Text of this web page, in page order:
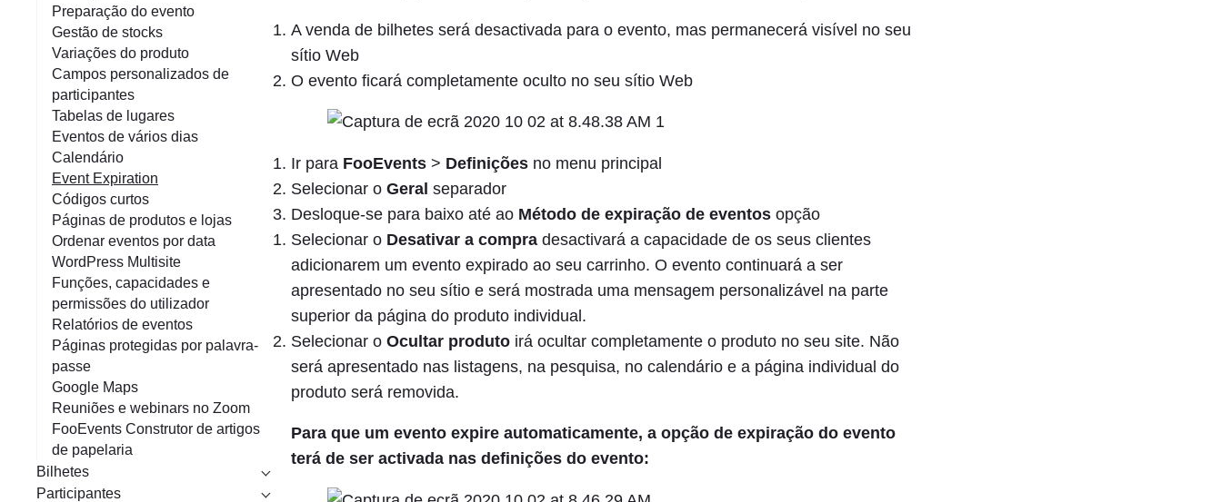
Preparação do evento
Gestão de stocks
Variações do produto
Campos personalizados de
participantes
Tabelas de lugares
Eventos de vários dias
Calendário
Event Expiration
Códigos curtos
Páginas de produtos e lojas
Ordenar eventos por data
WordPress Multisite
Funções, capacidades e
permissões do utilizador
Relatórios de eventos
Páginas protegidas por palavra-
passe
Google Maps
Reuniões e webinars no Zoom
FooEvents Construtor de artigos
de papelaria
Bilhetes
Participantes
A venda de bilhetes será desactivada para o evento, mas permanecerá visível no seu
sítio Web
O evento ficará completamente oculto no seu sítio Web
Ir para FooEvents > Definições no menu principal
Selecionar o Geral separador
Desloque-se para baixo até ao Método de expiração de eventos opção
Selecionar o Desativar a compra desactivará a capacidade de os seus clientes
adicionarem um evento expirado ao seu carrinho. O evento continuará a ser
apresentado no seu sítio e será mostrada uma mensagem personalizável na parte
superior da página do produto individual.
Selecionar o Ocultar produto irá ocultar completamente o produto no seu site. Não
será apresentado nas listagens, na pesquisa, no calendário e a página individual do
produto será removida.
Para que um evento expire automaticamente, a opção de expiração do evento
terá de ser activada nas definições do evento: